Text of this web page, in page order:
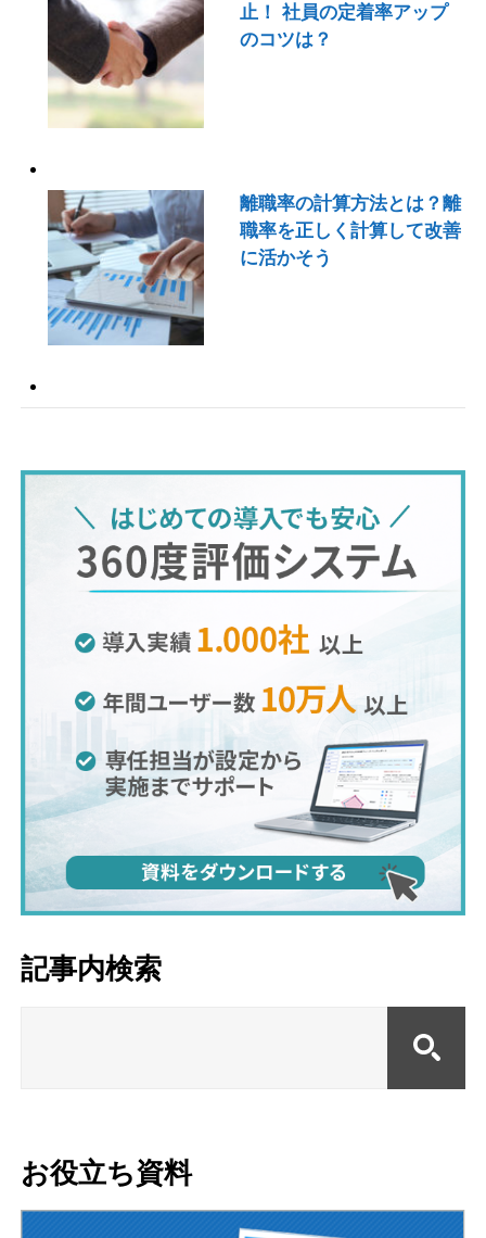
止！ 社員の定着率アップ
のコツは？
離職率の計算方法とは？離
職率を正しく計算して改善
に活かそう
記事内検索
お役立ち資料